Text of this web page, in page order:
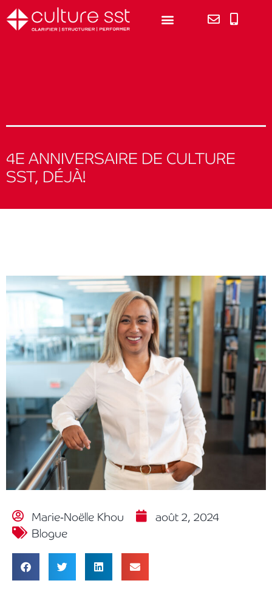
4E ANNIVERSAIRE DE CULTURE
SST, DÉJÀ!
Marie-Noëlle Khou
août 2, 2024
Blogue